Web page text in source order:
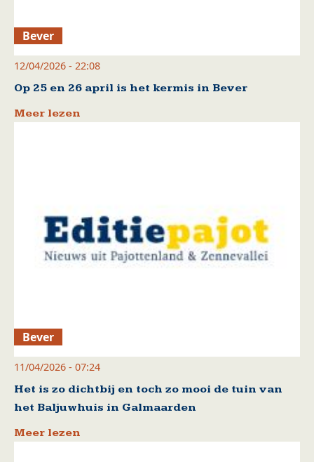
Bever
12/04/2026 - 22:08
Op 25 en 26 april is het kermis in Bever
Meer lezen
Bever
11/04/2026 - 07:24
Het is zo dichtbij en toch zo mooi de tuin van
het Baljuwhuis in Galmaarden
Meer lezen